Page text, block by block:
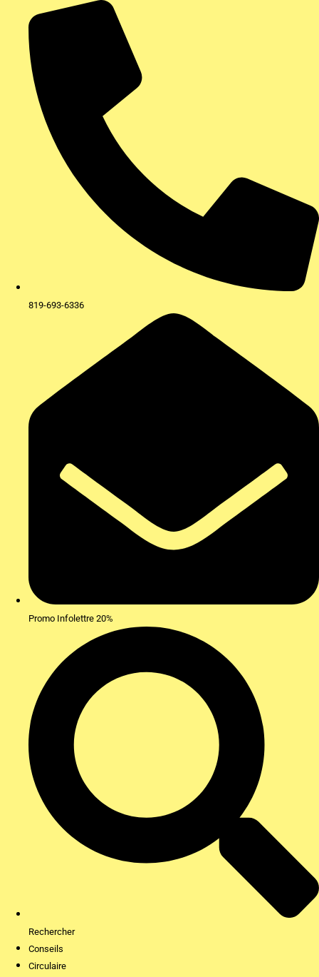
contenu
819-693-6336
Promo Infolettre 20%
Rechercher
Conseils
Circulaire